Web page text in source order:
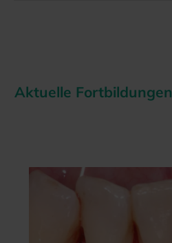
Aktuelle Fortbildungen